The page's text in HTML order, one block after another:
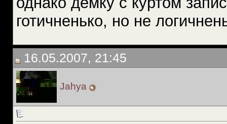
готичненько, но не
16.05.2007, 21:45
Jahya